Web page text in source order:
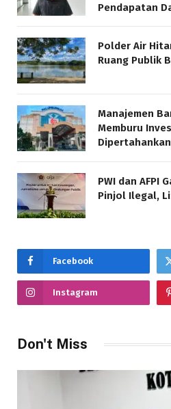
Pendapatan
Polder Air
Ruang Publik
Manajemen
Memburu
Dipertahankan
PWI dan AFPI
Pinjol Ilegal,
Facebook
Instagram
Don't Miss